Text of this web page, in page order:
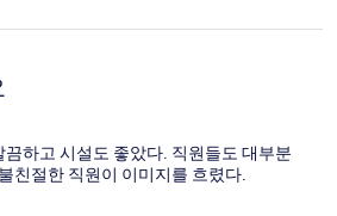
하고 시설도 좋았다. 직원들도 대부분
친절한 직원이 이미지를 흐렸다.